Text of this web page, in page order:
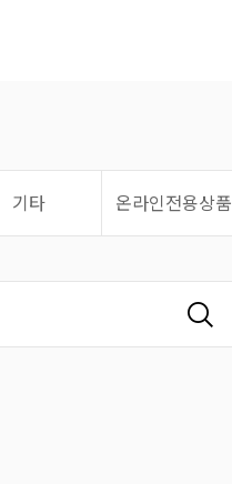
기타 온라인전용상품